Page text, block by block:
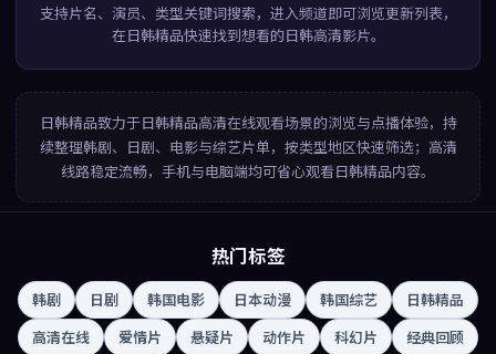
支持片名、演员、类型关键词搜索，进入频道即可浏览更新列表，
在日韩精品快速找到想看的日韩高清影片。
日韩精品致力于日韩精品高清在线观看场景的浏览与点播体验，持
续整理韩剧、日剧、电影与综艺片单，按类型地区快速筛选；高清
线路稳定流畅，手机与电脑端均可省心观看日韩精品内容。
热门标签
韩剧 日剧 韩国电影 日本动漫 韩国综艺
日韩精品
高清在线
爱情片 悬疑片 动作片 科幻片
经典回顾